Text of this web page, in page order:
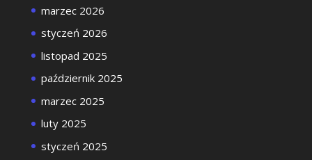
marzec 2026
styczeń 2026
listopad 2025
październik 2025
marzec 2025
luty 2025
styczeń 2025